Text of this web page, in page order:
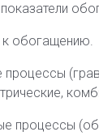
к обогащению.
процессы
процессы